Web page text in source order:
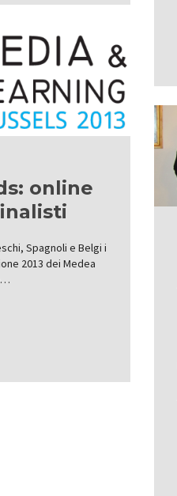
online
Spagnoli e Belgi i
2013 dei Medea